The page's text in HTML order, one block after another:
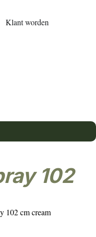
Klant worden
102 cm cream